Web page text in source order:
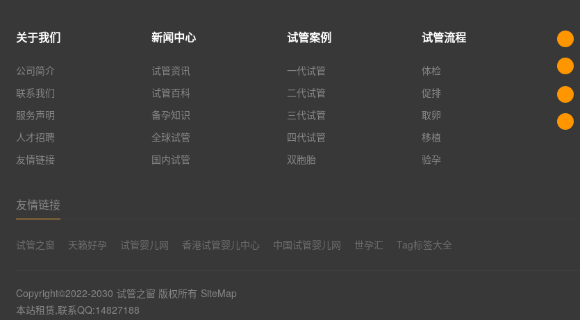
关于我们
公司简介
联系我们
服务声明
人才招聘
友情链接
新闻中心
试管资讯
试管百科
备孕知识
全球试管
国内试管
试管案例
一代试管
二代试管
三代试管
四代试管
双胞胎
试管流程
体检
促排
取卵
移植
验孕
友情链接
试管之窗 天籁好孕 试管婴儿网 香港试管婴儿中心 中国试管婴儿网 世孕汇 Tag标签大全
Copyright©2022-2030 试管之窗 版权所有 SiteMap
本站租赁,联系QQ:14827188